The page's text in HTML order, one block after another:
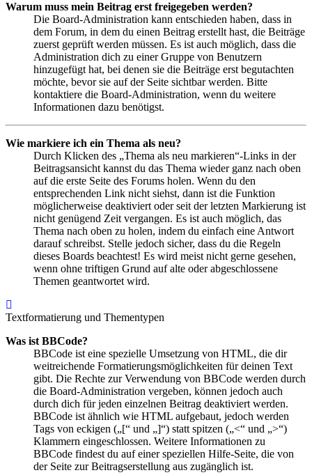
Warum muss mein Beitrag erst freigegeben werden?
Die Board-Administration kann entschieden haben, dass in
dem Forum, in dem du einen Beitrag erstellt hast, die Beiträge
zuerst geprüft werden müssen. Es ist auch möglich, dass die
Administration dich zu einer Gruppe von Benutzern
hinzugefügt hat, bei denen sie die Beiträge erst begutachten
möchte, bevor sie auf der Seite sichtbar werden. Bitte
kontaktiere die Board-Administration, wenn du weitere
Informationen dazu benötigst.
Wie markiere ich ein Thema als neu?
Durch Klicken des „Thema als neu markieren“-Links in der
Beitragsansicht kannst du das Thema wieder ganz nach oben
auf die erste Seite des Forums holen. Wenn du den
entsprechenden Link nicht siehst, dann ist die Funktion
möglicherweise deaktiviert oder seit der letzten Markierung ist
nicht genügend Zeit vergangen. Es ist auch möglich, das
Thema nach oben zu holen, indem du einfach eine Antwort
darauf schreibst. Stelle jedoch sicher, dass du die Regeln
dieses Boards beachtest! Es wird meist nicht gerne gesehen,
wenn ohne triftigen Grund auf alte oder abgeschlossene
Themen geantwortet wird.
oben
Textformatierung und Thementypen
Was ist BBCode?
BBCode ist eine spezielle Umsetzung von HTML, die dir
weitreichende Formatierungsmöglichkeiten für deinen Text
gibt. Die Rechte zur Verwendung von BBCode werden durch
die Board-Administration vergeben, können jedoch auch
durch dich für jeden einzelnen Beitrag deaktiviert werden.
BBCode ist ähnlich wie HTML aufgebaut, jedoch werden
Tags von eckigen („[“ und „]“) statt spitzen („<“ und „>“)
Klammern eingeschlossen. Weitere Informationen zu
BBCode findest du auf einer speziellen Hilfe-Seite, die von
der Seite zur Beitragserstellung aus zugänglich ist.